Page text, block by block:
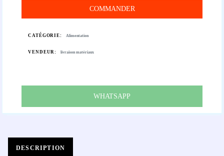
COMMANDER
CATÉGORIE: Alimentation
VENDEUR: livraison matériaux
WHATSAPP
DESCRIPTION